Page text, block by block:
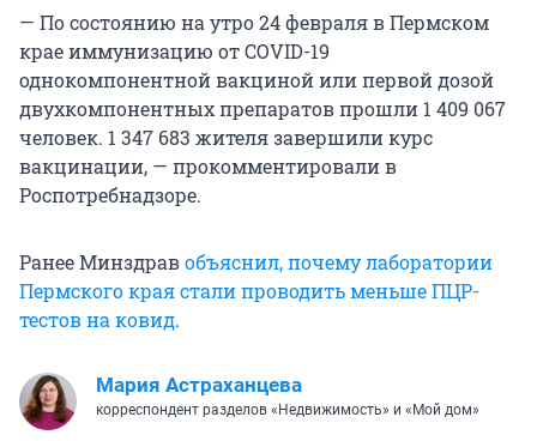
— По состоянию на утро 24 февраля в Пермском
крае иммунизацию от COVID-19
однокомпонентной вакциной или первой дозой
двухкомпонентных препаратов прошли 1 409 067
человек. 1 347 683 жителя завершили курс
вакцинации, — прокомментировали в
Роспотребнадзоре.
Ранее Минздравобъяснил, почему лаборатории
Пермского края стали проводить меньше ПЦР-
тестов на ковид.
Мария Астраханцева
корреспондент разделов «Недвижимость» и «Мой дом»